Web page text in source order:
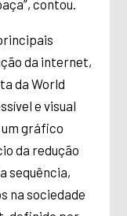
contou.
da internet,
da World
e visual
gráfico
da redução
sequência,
na sociedade